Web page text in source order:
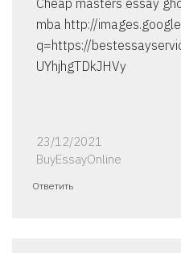
Cheap masters essay
mba http://
q=https://
UYhjhgTDkJHVy
23/12/2021
BuyEssayOnline
Ответить